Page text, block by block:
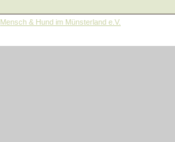
Mensch & Hund im Münsterland e.V.